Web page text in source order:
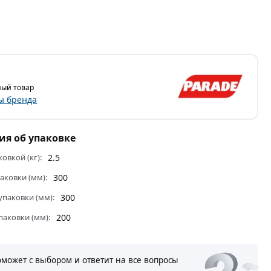
товар
бренда
об упаковке
(кг): 2.5
(мм): 300
(мм): 300
(мм): 200
с выбором и ответит на все вопросы